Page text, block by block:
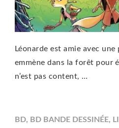
Léonarde est amie avec une
emmène dans la forêt pour
n’est pas content, …
BD, BD BANDE DESSINÉE,